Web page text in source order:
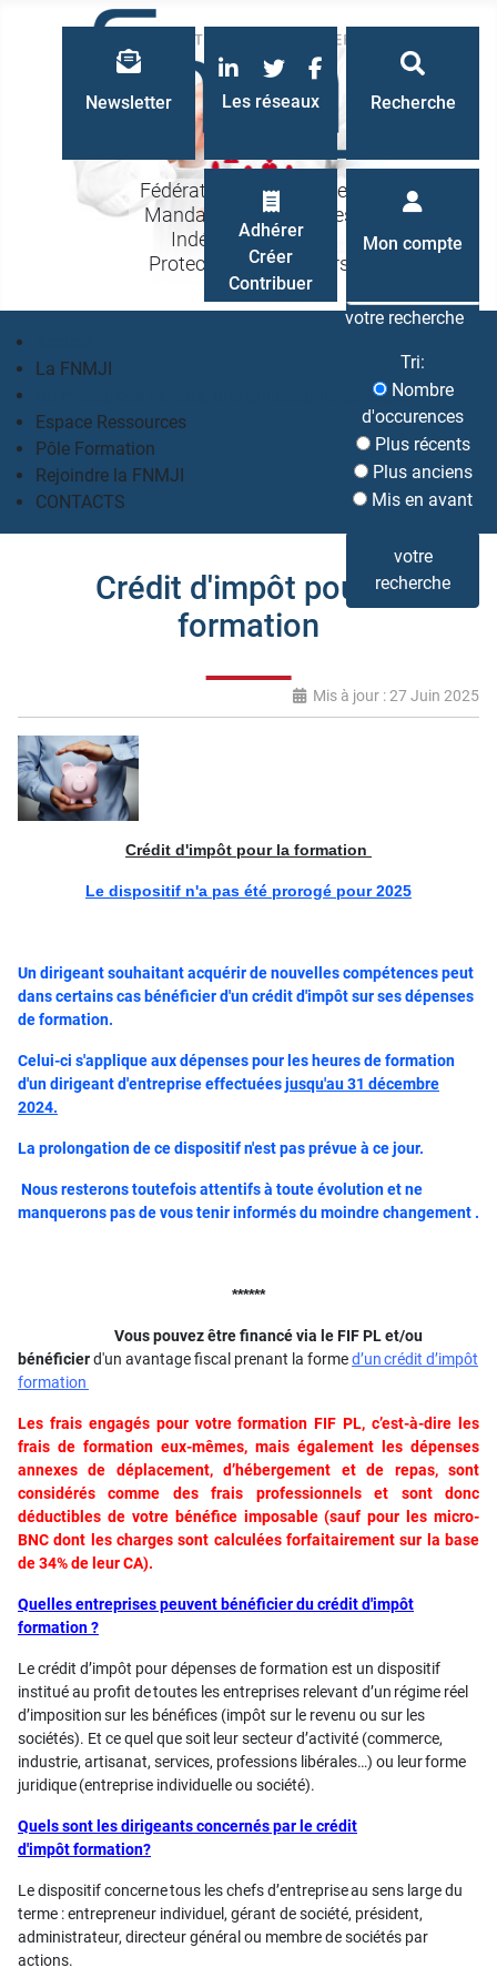
Fédération Nationale des
Mandataires Judiciaires
Indépendants à la
Protection des Majeurs
La FNMJI
Un métier, des valeurs, une philosophie partagés
Espace Ressources
Pôle Formation
Rejoindre la FNMJI
CONTACTS
Recherche
Recherche
votre recherche
Tri:
Nombre
d'occurences
Plus récents
Plus anciens
Mis en avant
votre
recherche
Les réseaux
LinkedInTwitterFacebook
Newsletter
Mon compte
Adhérer
Créer
Contribuer
Crédit d'impôt pour la
formation
Mis à jour : 27 Juin 2025
Crédit d'impôt pour la formation
Le dispositif n'a pas été prorogé pour 2025
Un dirigeant souhaitant acquérir de nouvelles compétences peut
dans certains cas bénéficier d'un crédit d'impôt sur ses dépenses
de formation.
Celui-ci s'applique aux dépenses pour les heures de formation
d'un dirigeant d'entreprise effectuéesjusqu'au 31 décembre
2024.
La prolongation de ce dispositif n'est pas prévue à ce jour.
Nous resterons toutefois attentifs à toute évolution et ne
manquerons pas de vous tenir informés du moindre changement .
******
Vous pouvez être financé via leFIF PL et/ou
bénéficierd'un avantage fiscal prenant la formed’uncrédit d’impôt
formation
Les frais engagés pour votre formation FIF PL, c’est-à-dire les
frais de formation eux-mêmes, mais également les dépenses
annexes de déplacement, d’hébergement et de repas, sont
considérés comme des frais professionnels et sont donc
déductibles de votre bénéfice imposable (sauf pour les micro-
BNC dont les charges sont calculées forfaitairement sur la base
de 34% de leur CA).
Quelles entreprises peuvent bénéficier du crédit d'impôt
formation ?
Le crédit d’impôt pour dépenses de formation est un dispositif
institué au profit de toutes les entreprises relevant d’un régime réel
d’imposition sur les bénéfices (impôt sur le revenu ou sur les
sociétés). Et ce quel que soit leur secteur d’activité (commerce,
industrie, artisanat, services, professions libérales…) ou leur forme
juridique (entreprise individuelle ou société).
Quels sont les dirigeants concernés par le crédit
d'impôt formation?
Le dispositif concerne tous les chefs d’entreprise au sens large du
terme : entrepreneur individuel, gérant de société, président,
administrateur, directeur général ou membre de sociétés par
actions.